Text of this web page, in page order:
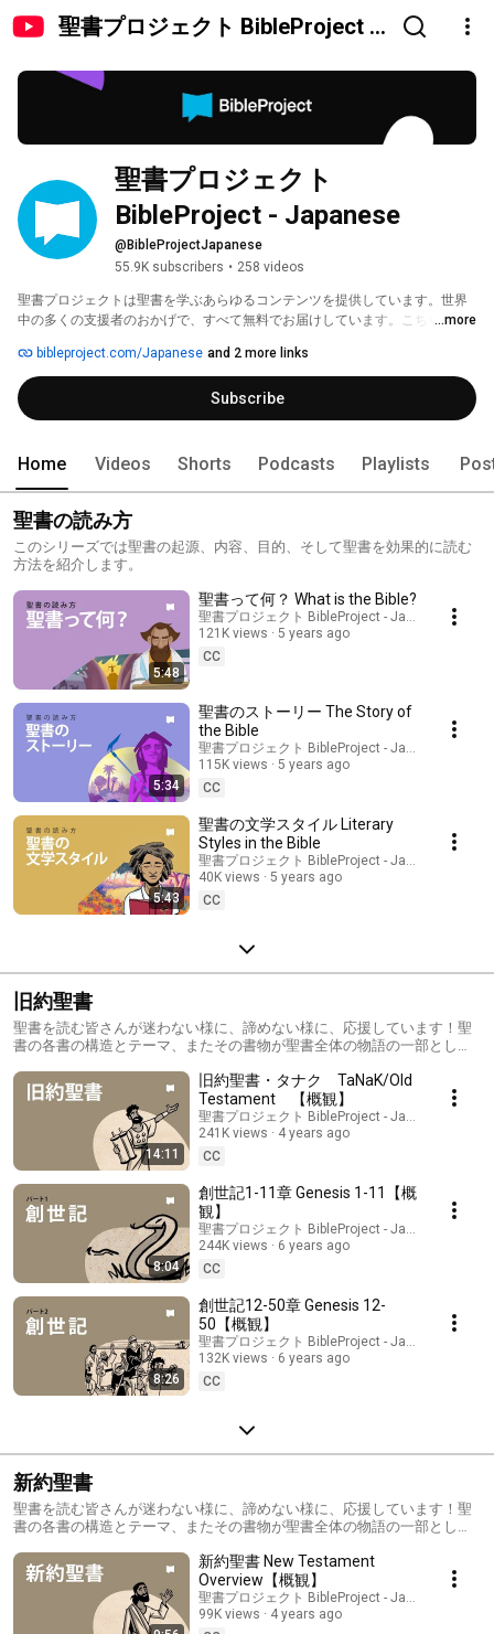
聖書プロジェクト BibleProject -
聖書プロジェクト
BibleProject - Japanese
@BibleProjectJapanese
55.9K subscribers • 258 videos
聖書プロジェクトは聖書を学ぶあらゆるコンテンツを提供しています。世界
中の多くの支援者のおかげで、すべて無料でお届けしています。こちらでコ
...more
bibleproject.com/Japanese and 2 more links
Subscribe
Home Videos Shorts Podcasts Playlists
聖書の読み方
このシリーズでは聖書の起源、内容、目的、そして聖書を効果的に読む
方法を紹介します。
5:48
聖書って何？ What is the Bible?
聖書プロジェクト BibleProject - Japanese
121K views
5 years ago
CC
5:34
聖書のストーリー The Story of
the Bible
聖書プロジェクト BibleProject - Japanese
115K views
5 years ago
CC
5:43
聖書の文学スタイル Literary
Styles in the Bible
聖書プロジェクト BibleProject - Japanese
40K views
5 years ago
CC
旧約聖書
聖書を読む皆さんが迷わない様に、諦めない様に、応援しています！聖
書の各書の構造とテーマ、またその書物が聖書全体の物語の一部として
14:11
旧約聖書・タナク TaNaK/Old
Testament 【概観】
聖書プロジェクト BibleProject - Japanese
241K views
4 years ago
CC
8:04
創世記1-11章 Genesis 1-11【概
観】
聖書プロジェクト BibleProject - Japanese
244K views
6 years ago
CC
8:26
創世記12-50章 Genesis 12-
50【概観】
聖書プロジェクト BibleProject - Japanese
132K views
6 years ago
CC
新約聖書
聖書を読む皆さんが迷わない様に、諦めない様に、応援しています！聖
書の各書の構造とテーマ、またその書物が聖書全体の物語の一部として
新約聖書 New Testament
Overview【概観】
聖書プロジェクト BibleProject - Japanese
99K views
4 years ago